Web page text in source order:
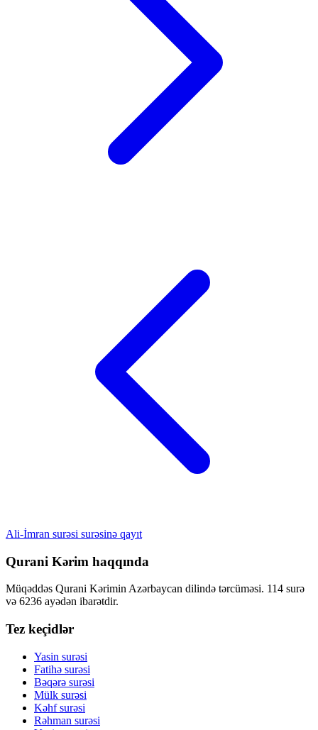
Ali-İmran surəsi surəsinə qayıt
Qurani Kərim haqqında
Müqəddəs Qurani Kərimin Azərbaycan dilində tərcüməsi. 114 surə
və 6236 ayədən ibarətdir.
Tez keçidlər
Yasin surəsi
Fatihə surəsi
Bəqərə surəsi
Mülk surəsi
Kəhf surəsi
Rəhman surəsi